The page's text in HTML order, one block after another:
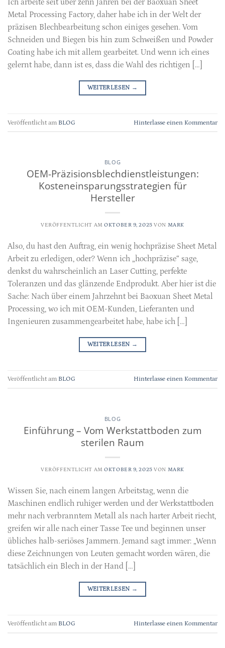
Ich arbeite seit über zehn Jahren bei der Baoxuan Sheet
Metal Processing Factory, daher habe ich in der Welt der
präzisen Blechbearbeitung schon einiges gesehen. Vom
Schneiden und Biegen bis hin zum Schweißen und Powder
Coating habe ich mit allem gearbeitet. Und wenn ich eines
gelernt habe, dann ist es, dass die Wahl des richtigen […]
WEITERLESEN →
Veröffentlicht am BLOG Hinterlasse einen Kommentar
BLOG
OEM-Präzisionsblechdienstleistungen:
Kosteneinsparungsstrategien für
Hersteller
VERÖFFENTLICHT AMOKTOBER 9, 2025 VON MARK
Also, du hast den Auftrag, ein wenig hochpräzise Sheet Metal
Arbeit zu erledigen, oder? Wenn ich „hochpräzise“ sage,
denkst du wahrscheinlich an Laser Cutting, perfekte
Toleranzen und das glänzende Endprodukt. Aber hier ist die
Sache: Nach über einem Jahrzehnt bei Baoxuan Sheet Metal
Processing, wo ich mit OEM-Kunden, Lieferanten und
Ingenieuren zusammengearbeitet habe, habe ich […]
WEITERLESEN →
Veröffentlicht am BLOG Hinterlasse einen Kommentar
BLOG
Einführung – Vom Werkstattboden zum
sterilen Raum
VERÖFFENTLICHT AMOKTOBER 9, 2025 VON MARK
Wissen Sie, nach einem langen Arbeitstag, wenn die
Maschinen endlich ruhiger werden und der Werkstattboden
mehr nach verbranntem Metall als nach harter Arbeit riecht,
greifen wir alle nach einer Tasse Tee und beginnen unser
übliches halb-seriöses Jammern. Jemand sagt immer: „Wenn
diese Zeichnungen von Leuten gemacht worden wären, die
tatsächlich ein Blech in der Hand […]
WEITERLESEN →
Veröffentlicht am BLOG Hinterlasse einen Kommentar